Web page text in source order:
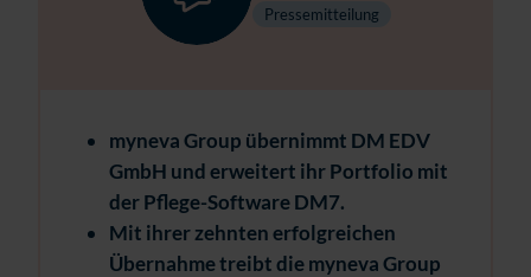
Pressemitteilung
myneva Group übernimmt DM EDV
GmbH und erweitert ihr Portfolio mit
der Pflege-Software DM7.
Mit ihrer zehnten erfolgreichen
Übernahme treibt die myneva Group